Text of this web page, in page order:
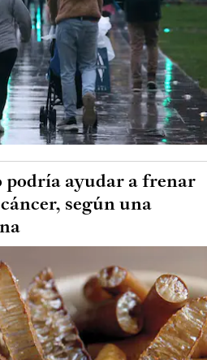
podría ayudar a frenar
según una